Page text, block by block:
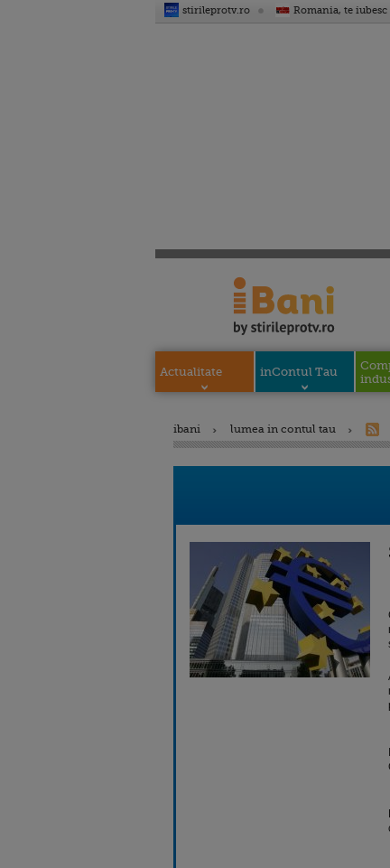
stirileprotv.ro Romania, te iubesc
Actualitate inContul Tau
ibani lumea in contul tau